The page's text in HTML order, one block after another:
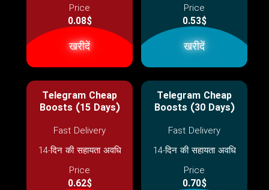
Price
0.08$
खरीदें
Price
0.53$
खरीदें
Telegram Cheap
Boosts (15 Days)
Fast Delivery
14-दिन की सहायता अवधि
Price
0.62$
Telegram Cheap
Boosts (30 Days)
Fast Delivery
14-दिन की सहायता अवधि
Price
0.70$